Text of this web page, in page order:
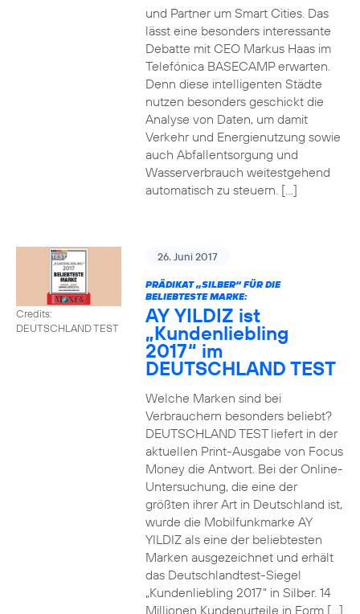
und Partner um Smart Cities. Das
lässt eine besonders interessante
Debatte mit CEO Markus Haas im
Telefónica BASECAMP erwarten.
Denn diese intelligenten Städte
nutzen besonders geschickt die
Analyse von Daten, um damit
Verkehr und Energienutzung sowie
auch Abfallentsorgung und
Wasserverbrauch weitestgehend
automatisch zu steuern. […]
Credits:
DEUTSCHLAND TEST
26. Juni 2017
PRÄDIKAT „SILBER“ FÜR DIE
BELIEBTESTE MARKE:
AY YILDIZ ist
„Kundenliebling
2017“ im
DEUTSCHLAND TEST
Welche Marken sind bei
Verbrauchern besonders beliebt?
DEUTSCHLAND TEST liefert in der
aktuellen Print-Ausgabe von Focus
Money die Antwort. Bei der Online-
Untersuchung, die eine der
größten ihrer Art in Deutschland ist,
wurde die Mobilfunkmarke AY
YILDIZ als eine der beliebtesten
Marken ausgezeichnet und erhält
das Deutschlandtest-Siegel
„Kundenliebling 2017“ in Silber. 14
Millionen Kundenurteile in Form […]